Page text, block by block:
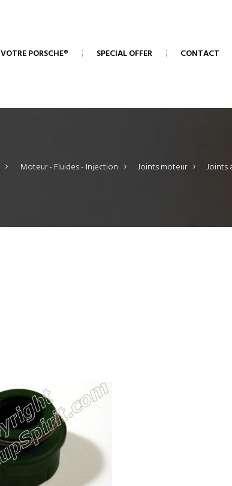
VOTRE PORSCHE® SPECIAL OFFER CONTACT
> Moteur - Fluides - Injection > Joints moteur > Joints